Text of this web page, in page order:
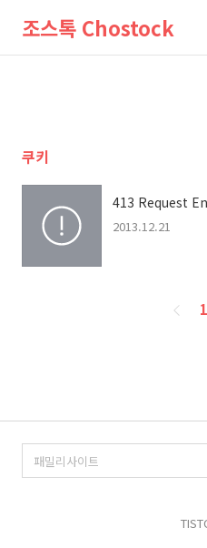
조스톡 Chostock
쿠키
413 Request
2013.12.21
페
1